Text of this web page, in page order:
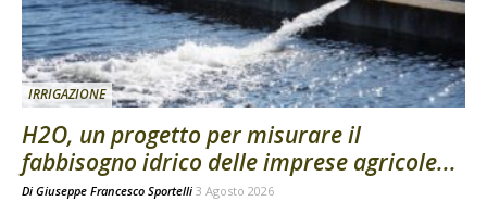
IRRIGAZIONE
H2O, un progetto per misurare il
fabbisogno idrico delle imprese agricole...
Di Giuseppe Francesco Sportelli 3 Agosto 2026